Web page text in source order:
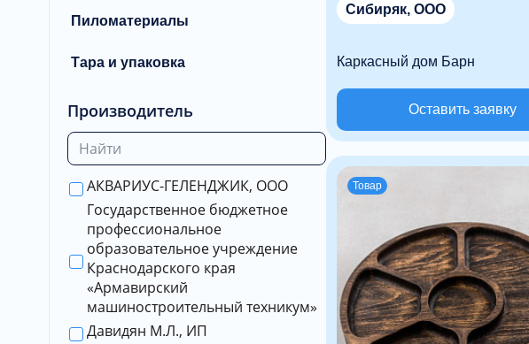
Пиломатериалы
Тара и упаковка
Производитель
АКВАРИУС-ГЕЛЕНДЖИК, ООО
Государственное бюджетное
профессиональное
образовательное учреждение
Краснодарского края
«Армавирский
машиностроительный техникум»
Давидян М.Л., ИП
Сибиряк, ООО
Каркасный дом Барн
Оставить заявку
Товар